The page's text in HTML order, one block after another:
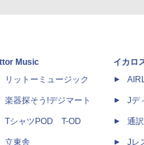
Music
リットーミュージック
楽器探そう!デジマート
TシャツPOD T-OD
立東舎
イカロ
Jデ
通
Jレ